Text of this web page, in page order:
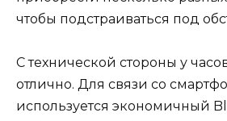
чтобы подстраиваться под
С технической стороны у
отлично. Для связи со
используется экономичный